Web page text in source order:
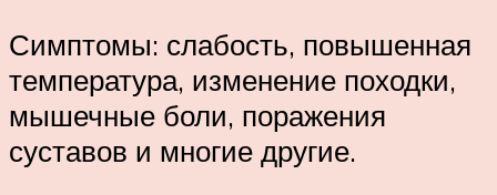
Симптомы: слабость, повышенная
температура, изменение походки,
мышечные боли, поражения
суставов и многие другие.